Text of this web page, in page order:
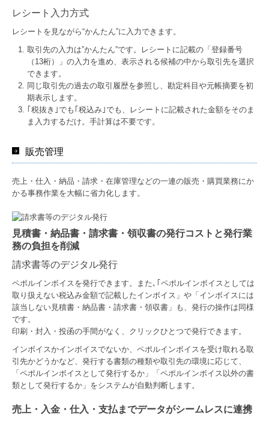
レシート入力方式
レシートを見ながら“かんたん”に入力できます。
取引先の入力は”かんたん”です。レシートに記載の「登録番号
（13桁）」の入力を進め、表示される候補の中から取引先を選択
できます。
同じ取引先の過去の取引履歴を参照し、勘定科目や元帳摘要を初
期表示します。
｢税抜き｣でも｢税込み｣でも、レシートに記載された金額をそのま
ま入力するだけ。手計算は不要です。
販売管理
売上・仕入・納品・請求・在庫管理などの一連の販売・購買業務にか
かる事務作業を大幅に省力化します。
見積書・納品書・請求書・領収書の発行コストと発行業
務の負担を削減
請求書等のデジタル発行
ペポルインボイスを発行できます。また､｢ペポルインボイスとしては
取り扱えない税込み金額で記載したインボイス」や「インボイスには
該当しない見積書・納品書・請求書・領収書」も、発行の操作は同様
です。
印刷・封入・投函の手間がなく、クリックひとつで発行できます。
インボイスかインボイスでないか、ペポルインボイスを受け取れる取
引先かどうかなど、発行する書類の種類や取引先の環境に応じて、
「ペポルインボイスとして発行するか」「ペポルインボイス以外の書
類として発行するか」をシステムが自動判断します。
売上・入金・仕入・支払までデータがシームレスに連携